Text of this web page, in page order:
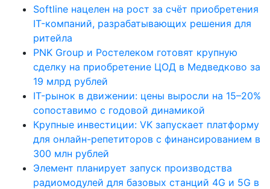
Softline нацелен на рост за счёт приобретения
IT-компаний, разрабатывающих решения для
ритейла
PNK Group и Ростелеком готовят крупную
сделку на приобретение ЦОД в Медведково за
19 млрд рублей
IT-рынок в движении: цены выросли на 15–20%
сопоставимо с годовой динамикой
Крупные инвестиции: VK запускает платформу
для онлайн-репетиторов с финансированием в
300 млн рублей
Элемент планирует запуск производства
радиомодулей для базовых станций 4G и 5G в